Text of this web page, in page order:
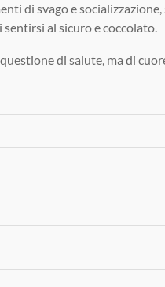
di svago e socializzazione,
al sicuro e coccolato.
di salute, ma di